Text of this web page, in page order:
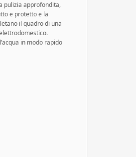
pulizia approfondita,
e protetto e la
il quadro di una
in modo rapido